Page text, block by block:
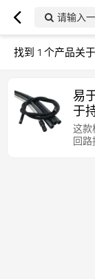
请输入
找到 1 个产品关于
易
于
这款
回路